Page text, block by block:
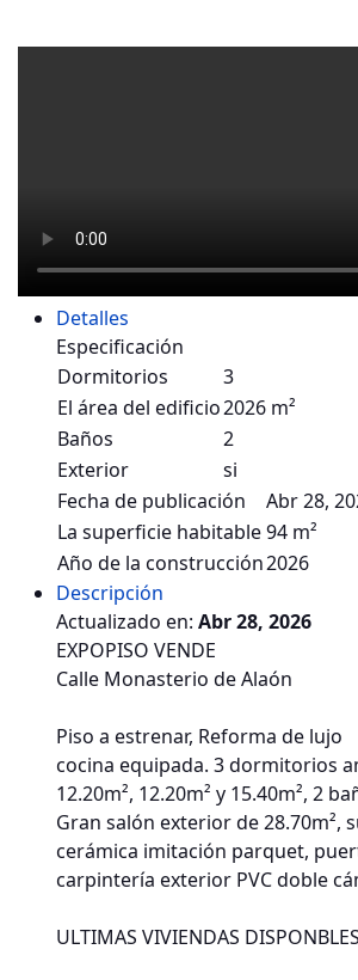
Detalles
Especificación
Dormitorios
3
El área del edificio2026 m²
Baños
2
Exterior
si
Fecha de publicación
Abr 28,
La superficie habitable94 m²
Año de la construcción2026
Descripción
Actualizado en: Abr 28, 2026
EXPOPISO VENDE
Calle Monasterio de Alaón
Piso a estrenar, Reforma de lujo
cocina equipada. 3 dormitorios
12.20m², 12.20m² y 15.40m², 2
Gran salón exterior de 28.70m²,
cerámica imitación parquet,
carpintería exterior PVC doble
ULTIMAS VIVIENDAS